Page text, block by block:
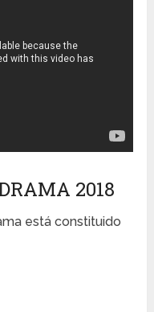
2018
está constituido